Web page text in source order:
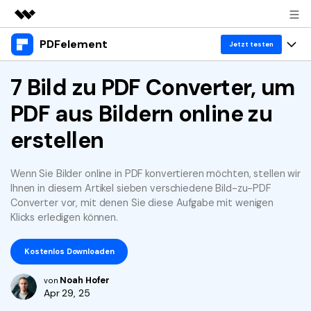
Top-Produkte
Dienstprogramme
Business
Überblick
Über uns
Presseraum
Shop
Support
PDFelement Jetzt testen
Produkte
Desktop
PDFelement für Windows
Mobile App
PDFelement für iPhone/iPad
PDFelement für Android
Cloud
Lösungen
Benutzer im Bildungswesen
PDF lesen
PDF kommentieren
PDF kombinieren
PDF drucken
Ressourcen
Heiße Themen
Top PDF-Software
OCR PDF Tipps
Business
KMU von 1-10p
10p+ Unternehmen
Jetzt kaufen
7 Bild zu PDF Converter, um
PDF aus Bildern online zu
erstellen
Wenn Sie Bilder online in PDF konvertieren möchten, stellen wir
Ihnen in diesem Artikel sieben verschiedene Bild-zu-PDF
Converter vor, mit denen Sie diese Aufgabe mit wenigen
Klicks erledigen können.
Kostenlos Downloaden
von Noah Hofer
Apr 29, 25